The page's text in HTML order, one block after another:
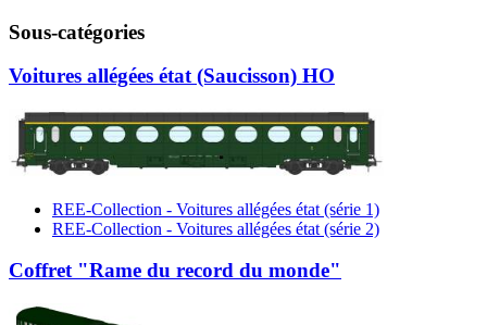
Sous-catégories
Voitures allégées état (Saucisson) HO
REE-Collection - Voitures allégées état (série 1)
REE-Collection - Voitures allégées état (série 2)
Coffret "Rame du record du monde"